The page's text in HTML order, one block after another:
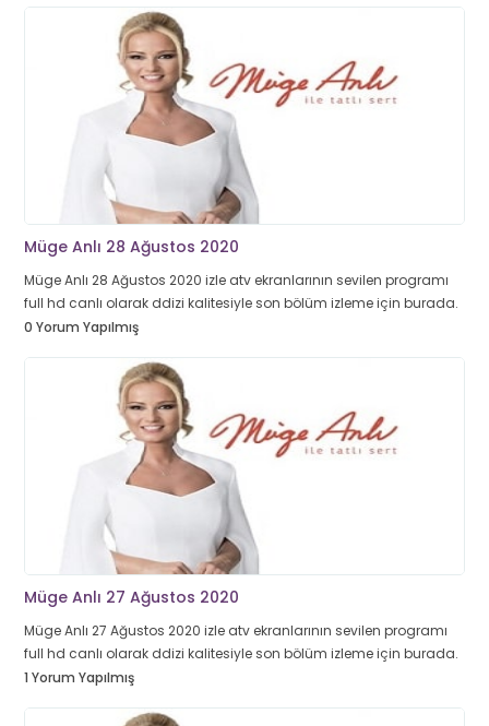
Müge Anlı 28 Ağustos 2020
Müge Anlı 28 Ağustos 2020 izle atv ekranlarının sevilen programı
full hd canlı olarak ddizi kalitesiyle son bölüm izleme için burada.
0 Yorum Yapılmış
Müge Anlı 27 Ağustos 2020
Müge Anlı 27 Ağustos 2020 izle atv ekranlarının sevilen programı
full hd canlı olarak ddizi kalitesiyle son bölüm izleme için burada.
1 Yorum Yapılmış